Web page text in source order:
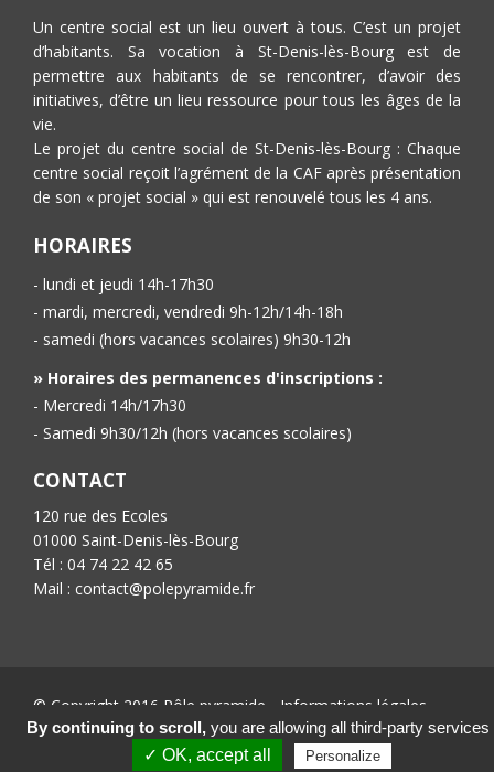
Un centre social est un lieu ouvert à tous. C’est un projet
d’habitants. Sa vocation à St-Denis-lès-Bourg est de
permettre aux habitants de se rencontrer, d’avoir des
initiatives, d’être un lieu ressource pour tous les âges de la
vie.
Le projet du centre social de St-Denis-lès-Bourg : Chaque
centre social reçoit l’agrément de la CAF après présentation
de son « projet social » qui est renouvelé tous les 4 ans.
HORAIRES
- lundi et jeudi 14h-17h30
- mardi, mercredi, vendredi 9h-12h/14h-18h
- samedi (hors vacances scolaires) 9h30-12h
» Horaires des permanences d'inscriptions :
- Mercredi 14h/17h30
- Samedi 9h30/12h (hors vacances scolaires)
CONTACT
120 rue des Ecoles
01000 Saint-Denis-lès-Bourg
Tél : 04 74 22 42 65
Mail : contact@polepyramide.fr
© Copyright 2016 Pôle pyramide - Informations légales
Conception :Ab’6net
By continuing to scroll, you are allowing all third-party services
✓ OK, accept all
Personalize